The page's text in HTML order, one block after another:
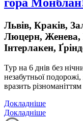
гора
Львів, Краків,
Люцерн, Женева,
Інтерлакен,
Тур на 6 днів без
незабутньої подорожі,
вразить
Докладніше
Докладніше